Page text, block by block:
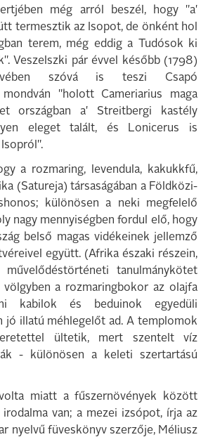
még arról beszél, hogy "a'
termesztik az Isopot, de önként hol
terem, még eddig a Tudósok ki
Veszelszki pár évvel később (1798)
szóvá is teszi Csapó
mondván "holott Cameriarius maga
országban a' Streitbergi kastély
eleget talált, és Lonicerus is
a rozmaring, levendula, kakukkfű,
(Satureja) társaságában a Földközi-
különösen a neki megfelelő
nagy mennyiségben fordul elő, hogy
belső magas vidékeinek jellemző
együtt. (Afrika északi részein,
tanulmánykötet
völgyben a rozmaringbokor az olajfa
kabilok és beduinok egyedüli
jó illatú méhlegelőt ad. A templomok
ültetik, mert szentelt víz
- különösen a keleti szertartású
miatt a fűszernövények között
van; a mezei izsópot, írja az
nyelvű füveskönyv szerzője, Méliusz